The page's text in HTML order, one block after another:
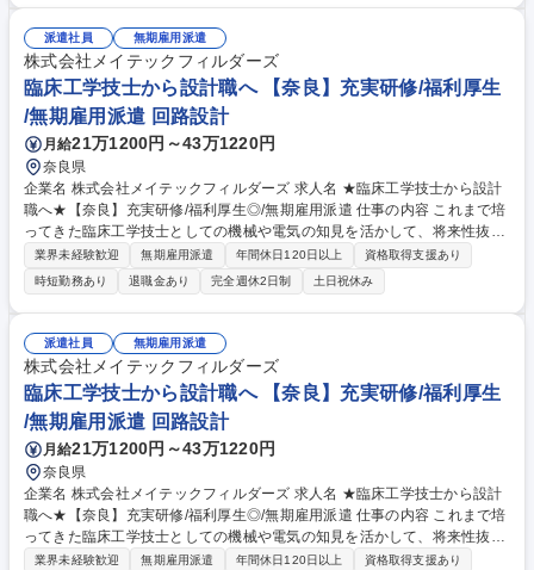
スト育成】教育委員会の「基礎習得コース」に沿って、看護技術と工学技
術を並行して学習。 ■多職種チーム（医師・CE・先輩看護師）との連携・
コミュニケーション ※将来的には、機器に強い看護師、あるいは看護に強
いCEとして、院内の安全管理をリードする存在へと育成します。 募集職
種 【和歌山/看護師×臨床工学技士】Wライセンスを持つ未経験・第二新卒
歓迎/WLB◎
派遣社員 無期雇用派遣
株式会社メイテックフィルダーズ
臨床工学技士から設計職へ 【奈良】充実研修/福利厚生
/無期雇用派遣 回路設計
月給21万1200円～43万1220円
奈良県
企業名 株式会社メイテックフィルダーズ 求人名 ★臨床工学技士から設計
職へ★【奈良】充実研修/福利厚生◎/無期雇用派遣 仕事の内容 これまで培
ってきた臨床工学技士としての機械や電気の知見を活かして、将来性抜群
の設計職にキャリアチェンジしませんか？充実した研修で未経験からでも
プロの設計者を目指せる環境があります。 研修にて一連の流れを学べるた
め、着実に実務スキルを向上させつつカーボンニュートラル実現に向けた
開発など社会的意義の高い取り組みに貢献し、やりがいも感じられる環境
で将来の幅を広げることができます。エンジニアが多数活躍しており、業
務負荷のコントロールもしやすいため、「キャリアも生活も大事にした
い」という方でもご活躍いただけます。 募集職種 ★臨床工学技士から設
計職へ★【奈良】充実研修/福利厚生◎/無期雇用派遣
業界未経験歓迎 無期雇用派遣 年間休日120日以上
資格取得支援あり
時短勤務あり
退職金あり 完全週休2日制 土日祝休み
派遣社員 無期雇用派遣
株式会社メイテックフィルダーズ
臨床工学技士から設計職へ 【奈良】充実研修/福利厚生
/無期雇用派遣 回路設計
月給21万1200円～43万1220円
奈良県
企業名 株式会社メイテックフィルダーズ 求人名 ★臨床工学技士から設計
職へ★【奈良】充実研修/福利厚生◎/無期雇用派遣 仕事の内容 これまで培
ってきた臨床工学技士としての機械や電気の知見を活かして、将来性抜群
の設計職にキャリアチェンジしませんか？充実した研修で未経験からでも
業界未経験歓迎 無期雇用派遣 年間休日120日以上
資格取得支援あり